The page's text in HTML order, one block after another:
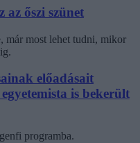
őszi szünet
már most lehet tudni, mikor
előadásait
is bekerült
programba.